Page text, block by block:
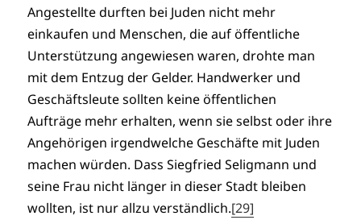
Angestellte durften bei Juden nicht mehr
einkaufen und Menschen, die auf öffentliche
Unterstützung angewiesen waren, drohte man
mit dem Entzug der Gelder. Handwerker und
Geschäftsleute sollten keine öffentlichen
Aufträge mehr erhalten, wenn sie selbst oder ihre
Angehörigen irgendwelche Geschäfte mit Juden
machen würden. Dass Siegfried Seligmann und
seine Frau nicht länger in dieser Stadt bleiben
wollten, ist nur allzu verständlich.[29]